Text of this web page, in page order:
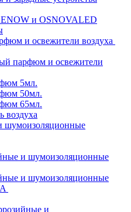
и OSNOVALED
и освежители воздуха
парфюм и освежители
5мл.
50мл.
65мл.
воздуха
шумоизоляционные
и шумоизоляционные
и шумоизоляционные
и